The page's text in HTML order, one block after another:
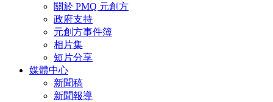
關於 PMQ 元創方
政府支持
元創方事件簿
相片集
短片分享
媒體中心
新聞稿
新聞報導